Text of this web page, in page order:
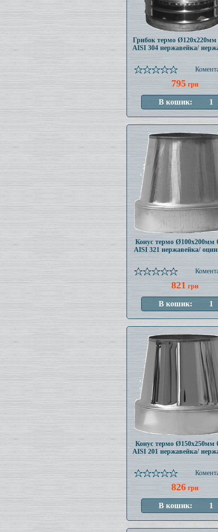
Грибок термо
AISI 304 нержавейка/
795грн
Конус термо Ø100x200мм
AISI 321 нержавейка/
821 грн
Конус термо Ø150x250мм
AISI 201 нержавейка/
826 грн